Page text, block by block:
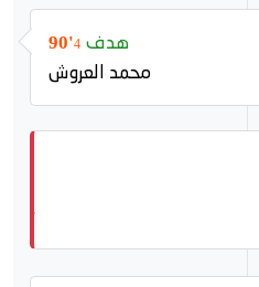
90'4 هدف
محمد العروش